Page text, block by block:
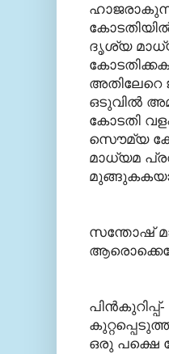
ദൃശ്യ
ഒടുവില്‍
കോടതി
സൌമ്യ
മാധ്യമ
സന്തോഷ്‌
ഒരു പക്ഷെ